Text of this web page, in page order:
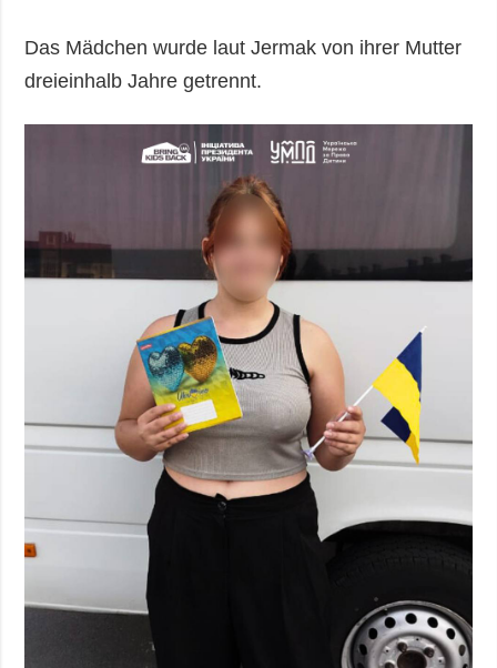
Das Mädchen wurde laut Jermak von ihrer Mutter
dreieinhalb Jahre getrennt.